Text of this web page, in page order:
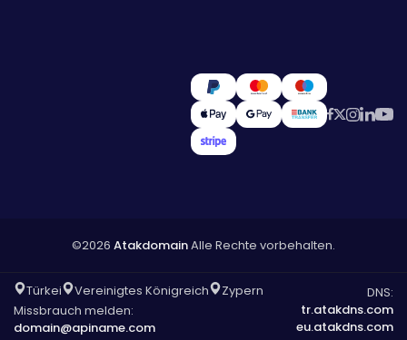
©2026 AtakdomainAlle Rechte vorbehalten.
Türkei Vereinigtes Königreich
Zypern
Missbrauch melden:
domain@apiname.com
DNS:
tr.atakdns.com
eu.atakdns.com